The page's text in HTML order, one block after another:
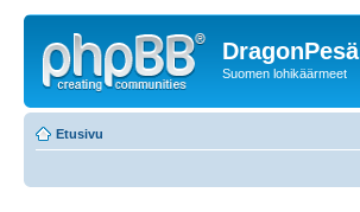
DragonPesä
Suomen lohikäärmeet
Etusivu